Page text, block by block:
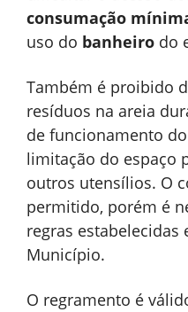
consumação
uso do banheiro do
Também é proibido
resíduos na areia
de funcionamento
limitação do espaço
outros utensílios. O
permitido, porém é
regras estabelecidas
Município.
O regramento é